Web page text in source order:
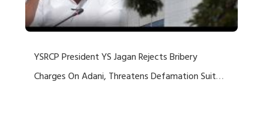
YSRCP President YS Jagan Rejects Bribery
Charges On Adani, Threatens Defamation Suit